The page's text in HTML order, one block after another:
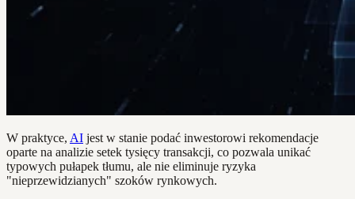
W praktyce, AI jest w stanie podać inwestorowi rekomendacje
oparte na analizie setek tysięcy transakcji, co pozwala unikać
typowych pułapek tłumu, ale nie eliminuje ryzyka
"nieprzewidzianych" szoków rynkowych.